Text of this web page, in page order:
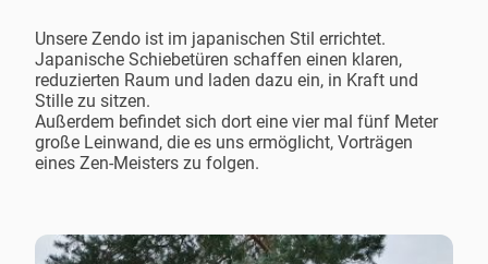
Unsere Zendo ist im japanischen Stil errichtet.
Japanische Schiebetüren schaffen einen klaren,
reduzierten Raum und laden dazu ein, in Kraft und
Stille zu sitzen.
Außerdem befindet sich dort eine vier mal fünf Meter
große Leinwand, die es uns ermöglicht, Vorträgen
eines Zen-Meisters zu folgen.